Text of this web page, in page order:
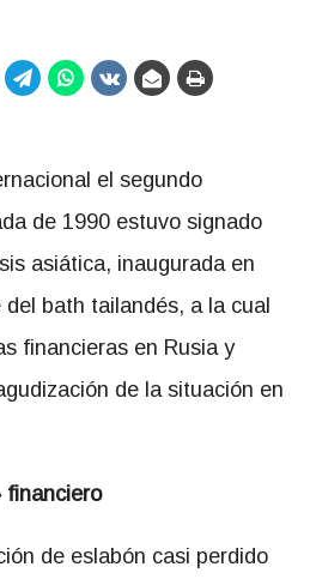
el segundo
de 1990 estuvo signado
asiática, inaugurada en
bath tailandés, a la cual
financieras en Rusia y
de la situación en
financiero
de eslabón casi perdido